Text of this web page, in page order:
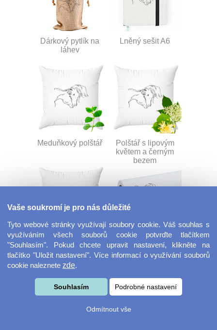
Dárkový pytlík na
láhev
Lněný sešit A6
Meduňkový polštář
Polštář s lipovým
květem a černým
bezem
Nahřívací pohankový
polštář
Dekorační látka Lina
Vaše soukromí je pro nás důležité
Tyto webové stránky využívají soubory cookie. Váš souhlas s
využíváním všech souborů cookie potvrďte tlačítkem
"Souhlasím". Pokud chcete upravit nastavení, klikněte na
tlačítko "Uložit nastavení". Více informací o využívání souborů
cookie naleznete zde.
Souhlasím Podrobné nastavení
Odmítnout vše